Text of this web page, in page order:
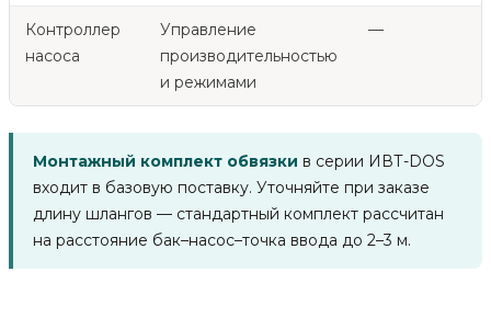
Контроллер
насоса
Управление
производительностью
и режимами
—
Монтажный комплект обвязки в серии ИВТ-DOS
входит в базовую поставку. Уточняйте при заказе
длину шлангов — стандартный комплект рассчитан
на расстояние бак–насос–точка ввода до 2–3 м.